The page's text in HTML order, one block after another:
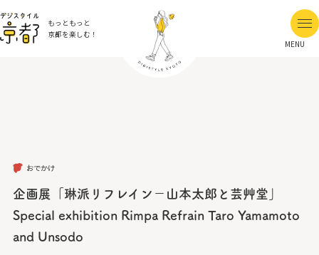
もっともっと
京都を楽しむ！
MENU
おでかけ
企画展「琳派リフレイン－山本太郎と芸艸堂」
Special exhibition Rimpa Refrain Taro Yamamoto
and Unsodo